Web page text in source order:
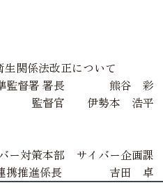
関係法改正について
準監督署 署長 熊谷 彩
監督官 伊勢本 浩平
ー対策本部 サイバー企画課
連携推進係長 吉田 卓